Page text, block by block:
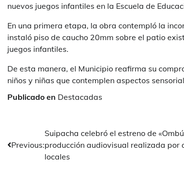
nuevos juegos infantiles en la Escuela de
En una primera etapa, la obra contempló la
instaló piso de caucho 20mm sobre el patio
juegos infantiles.
De esta manera, el Municipio reafirma su
niños y niñas que contemplen aspectos
Publicado en Destacadas
Navegación
Previous:
Suipacha celebró el estreno de
producción audiovisual realizada por
locales